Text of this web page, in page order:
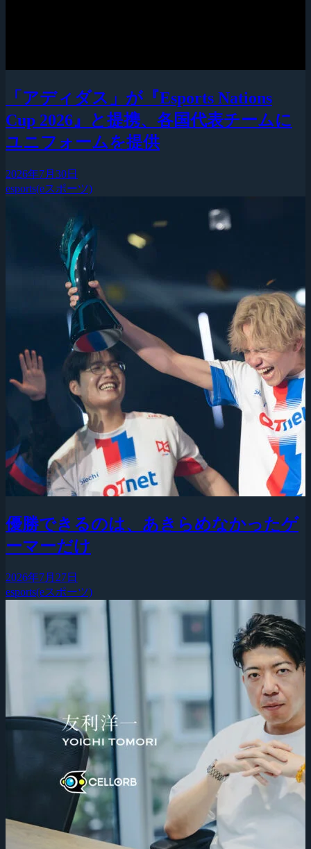
「アディダス」が『Esports Nations
Cup 2026』と提携、各国代表チームに
ユニフォームを提供
2026年7月30日
esports(eスポーツ)
優勝できるのは、あきらめなかったゲ
ーマーだけ
2026年7月27日
esports(eスポーツ)